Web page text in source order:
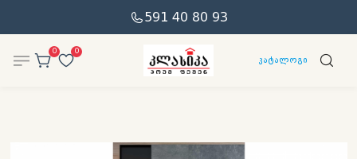
591 40 80 93
0 0
კატალოგი